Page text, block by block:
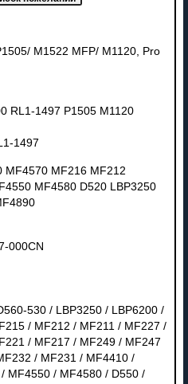
M1522 MFP/ M1120, Pro
RL1-1497 P1505 M1120
1497
MF4570 MF216 MF212
MF4580 D520 LBP3250
000CN
530 / LBP3250 / LBP6200 /
/ MF212 / MF211 / MF227 /
/ MF217 / MF249 / MF247
/ MF231 / MF4410 /
MF4550 / MF4580 / D550 /